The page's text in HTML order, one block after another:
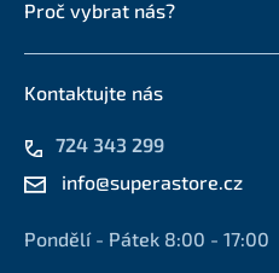
Proč vybrat nás?
Kontaktujte nás
724 343 299
info@superastore.cz
Pondělí - Pátek 8:00 - 17:00